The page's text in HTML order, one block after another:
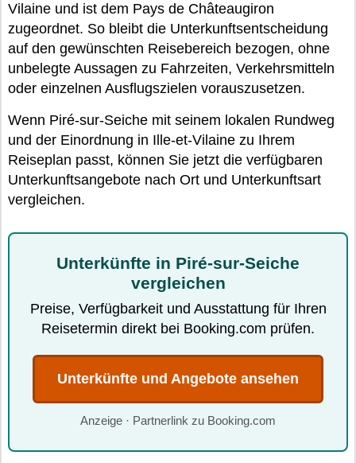
Vilaine und ist dem Pays de Châteaugiron
zugeordnet. So bleibt die Unterkunftsentscheidung
auf den gewünschten Reisebereich bezogen, ohne
unbelegte Aussagen zu Fahrzeiten, Verkehrsmitteln
oder einzelnen Ausflugszielen vorauszusetzen.
Wenn Piré-sur-Seiche mit seinem lokalen Rundweg
und der Einordnung in Ille-et-Vilaine zu Ihrem
Reiseplan passt, können Sie jetzt die verfügbaren
Unterkunftsangebote nach Ort und Unterkunftsart
vergleichen.
Unterkünfte in Piré-sur-Seiche
vergleichen
Preise, Verfügbarkeit und Ausstattung für Ihren
Reisetermin direkt bei Booking.com prüfen.
Unterkünfte und Angebote ansehen
Anzeige · Partnerlink zu Booking.com